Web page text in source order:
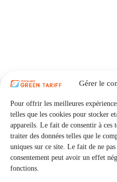
Gérer le
Pour offrir les meilleures
telles que les cookies pour stocker
appareils. Le fait de consentir à ces
traiter des données telles que le
uniques sur ce site. Le fait de ne
consentement peut avoir un effet
fonctions.